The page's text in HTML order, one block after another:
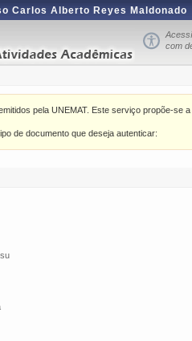
Carlos Alberto Reyes Maldonado
com
pela UNEMAT. Este serviço propõe-se
de documento que deseja autenticar: